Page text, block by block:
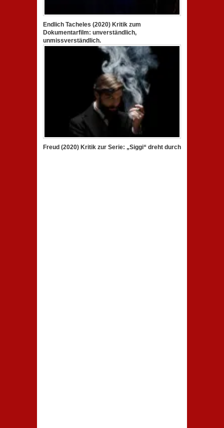
Endlich Tacheles (2020) Kritik zum
Dokumentarfilm: unverständlich,
unmissverständlich.
Freud (2020) Kritik zur Serie: „Siggi“ dreht durch